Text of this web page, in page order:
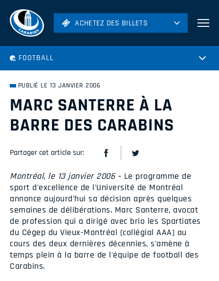
ACHETEZ DES BILLETS
ACHETEZ DES BILLETS
FOOTBALL
PUBLIÉ LE 13 JANVIER 2006
MARC SANTERRE À LA
BARRE DES CARABINS
Partager cet article sur:
Montréal, le 13 janvier 2006– Le programme de
sport d'excellence de l'Université de Montréal
annonce aujourd'hui sa décision après quelques
semaines de délibérations. Marc Santerre, avocat
de profession qui a dirigé avec brio les Spartiates
du Cégep du Vieux-Montréal (collégial AAA) au
cours des deux dernières décennies, s'amène à
temps plein à la barre de l'équipe de football des
Carabins.